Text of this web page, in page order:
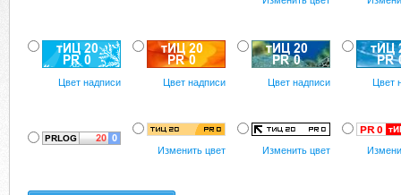
Цвет надписи Цвет надписи Цвет надписи Цвет
Изменить цвет Изменить цвет